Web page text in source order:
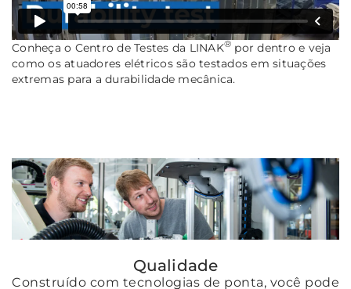
Conheça o Centro de Testes da LINAK® por dentro e veja
como os atuadores elétricos são testados em situações
extremas para a durabilidade mecânica.
Qualidade
Construído com tecnologias de ponta, você pode